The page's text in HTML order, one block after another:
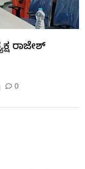
ರಾಜೇಶ್
0